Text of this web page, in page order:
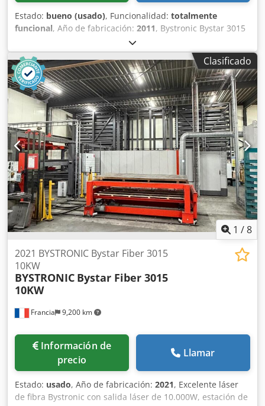
Estado: bueno (usado), Funcionalidad: totalmente
funcional, Año de fabricación: 2011, Bystronic Bystar 3015
láser de cama plana CO² + Bytrans Cross 3015
(automatización de chapa) Medio láser: CO2
Chedpfxjyztche Ag Dea Diámetro del haz: 20 mm Potencia
del láser: 4,4 kW Dimensiones de la máquina (L/A/H):
9500/6500/3500 (con extracción Doldson) Longitud y ancho
de la mesa: 3000/1500 mm Área de corte -x/-y: 3000/1500
mm Espesor chapa acero: 25 mm Espesor chapa
inoxidable: 20 mm Espesor chapa aluminio: 12 mm Horas
de funcionamiento máquina: 106.367 h Horas de
funcionamiento láser (módulo de excitación): 73.725 h
Horas de haz encendido: 50.873 h Incluye: Sistema de
extracción Depro 6-SPRK Resonador Bylaser 4400 Unidad
enfriadora WKL 430 Venta intermedia, modificaciones y
errores reservados!
Clasificado
1 /8
Francia 9,200 km
2021 BYSTRONIC Bystar Fiber 3015
10KW
BYSTRONIC Bystar Fiber 3015
10KW
Información de
precio
Llamar
Estado: usado, Año de fabricación: 2021, Excelente láser
de fibra Bystronic con salida láser de 10.000W, estación de